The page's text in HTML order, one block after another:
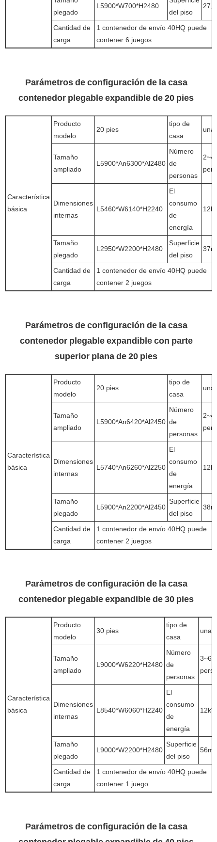
plegado
L5900*W700*H2480
del piso
Cantidad de
carga
1 contenedor de envío 40HQ puede
contener 6 juegos
Parámetros de configuración de la casa
contenedor plegable expandible de 20 pies
Característica
básica
Producto
modelo
20 pies
tipo de
casa
una
Tamaño
ampliado
L5900*An6300*Al2480
Número
de
personas
2~4
Dimensiones
internas
L5460*W6140*H2240
El
consumo
de
energía
Tamaño
plegado
L2950*W2200*H2480
Superficie
del piso
Cantidad de
carga
1 contenedor de envío 40HQ puede
contener 2 juegos
Parámetros de configuración de la casa
contenedor plegable expandible con parte
superior plana de 20 pies
Característica
básica
Producto
modelo
20 pies
tipo de
casa
una
Tamaño
ampliado
L5900*An6420*Al2450
Número
de
personas
2~4
Dimensiones
internas
L5740*An6260*Al2250
El
consumo
de
energía
Tamaño
plegado
L5900*An2200*Al2450
Superficie
del piso
Cantidad de
carga
1 contenedor de envío 40HQ puede
contener 2 juegos
Parámetros de configuración de la casa
contenedor plegable expandible de 30 pies
Característica
básica
Producto
modelo
30 pies
tipo de
casa
una
Tamaño
ampliado
L9000*W6220*H2480
Número
de
personas
3~6
Dimensiones
internas
L8540*W6060*H2240
El
consumo
de
energía
12kW
Tamaño
plegado
L9000*W2200*H2480
Superficie
del piso
56m2
Cantidad de
carga
1 contenedor de envío 40HQ puede
contener 1 juego
Parámetros de configuración de la casa